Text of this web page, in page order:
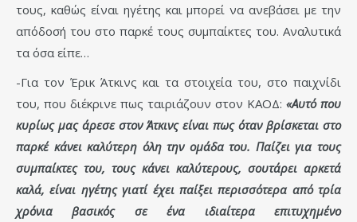
τους, καθώς είναι ηγέτης και μπορεί να ανεβάσει με την
απόδοσή του στο παρκέ τους συμπαίκτες του. Αναλυτικά
τα όσα είπε…
-Για τον Έρικ Άτκινς και τα στοιχεία του, στο παιχνίδι
του, που διέκρινε πως ταιριάζουν στον ΚΑΟΔ: «Αυτό που
κυρίως μας άρεσε στον Άτκινς είναι πως όταν βρίσκεται στο
παρκέ κάνει καλύτερη όλη την ομάδα του. Παίζει για τους
συμπαίκτες του, τους κάνει καλύτερους, σουτάρει αρκετά
καλά, είναι ηγέτης γιατί έχει παίξει περισσότερα από τρία
χρόνια βασικός σε ένα ιδιαίτερα επιτυχημένο